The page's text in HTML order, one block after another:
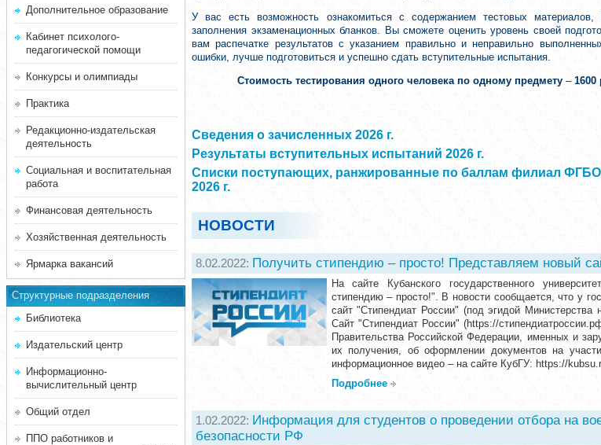
Дополнительное образование
Кабинет психолого-
педагогической помощи
Конкурсы и олимпиады
Практика
Редакционно-издательская
деятельность
Социальная и воспитательная
работа
Финансовая деятельность
Хозяйственная деятельность
Ярмарка вакансий
Структурные подразделения
Библиотека
Издательский центр
Информационно-
вычислительный центр
Общий отдел
ППО работников и
У вас есть возможность ознакомиться с содержанием тестовых
заполнения экзаменационных бланков. Вы сможете оценить уровень своей
вам распечатке результатов с указанием правильно и неправильно
ошибки, лучше подготовиться и успешно сдать вступительные испытания.
Стоимость тестирования одного человека по одному предмету –1600
Сведения о зачисленных 2026 г.
Результаты вступительных испытаний 2026 г.
Списки поступающих, ранжированные по баллам филиал
2026 г.
НОВОСТИ
8.02.2022: Получить стипендию – просто! Представляем новый
На сайте Кубанского государственного
стипендию – просто!". В новости сообщается, что у
сайт "Стипендиат России" (под эгидой
Сайт "Стипендиат России" (https://
Правительства Российской Федерации, именных и
их получения, об оформлении документов на
информационное видео – на сайте КубГУ: https://
Подробнее
1.02.2022: Информация для студентов о проведении отбора на
безопасности РФ